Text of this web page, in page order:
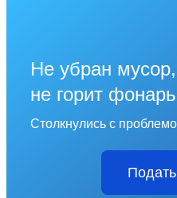
Не убран
не горит
Столкнулись с